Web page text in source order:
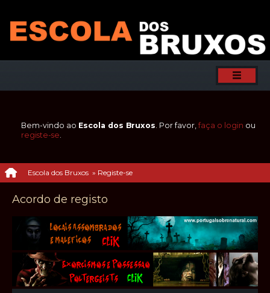
Bem-vindo ao Escola dos Bruxos. Por favor, faça o login ou
registe-se.
Escola dos Bruxos » Registe-se
Acordo de registo